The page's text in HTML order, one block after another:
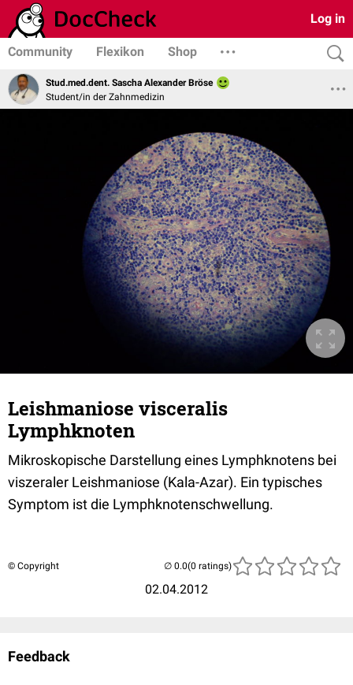
Log in
Community Flexikon Shop
Stud.med.dent. Sascha Alexander Bröse
Student/in der Zahnmedizin
Leishmaniose visceralis
Lymphknoten
Mikroskopische Darstellung eines Lymphknotens bei
viszeraler Leishmaniose (Kala-Azar). Ein typisches
Symptom ist die Lymphknotenschwellung.
© Copyright
02.04.2012
(0 ratings)
Feedback